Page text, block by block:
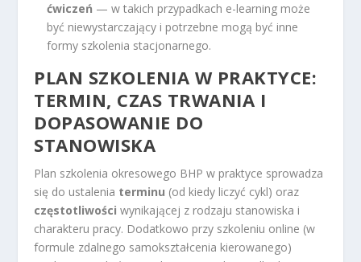
ćwiczeń — w takich przypadkach e-learning może
być niewystarczający i potrzebne mogą być inne
formy szkolenia stacjonarnego.
PLAN SZKOLENIA W PRAKTYCE:
TERMIN, CZAS TRWANIA I
DOPASOWANIE DO
STANOWISKA
Plan szkolenia okresowego BHP w praktyce sprowadza
się do ustalenia terminu (od kiedy liczyć cykl) oraz
częstotliwości wynikającej z rodzaju stanowiska i
charakteru pracy. Dodatkowo przy szkoleniu online (w
formule zdalnego samokształcenia kierowanego)